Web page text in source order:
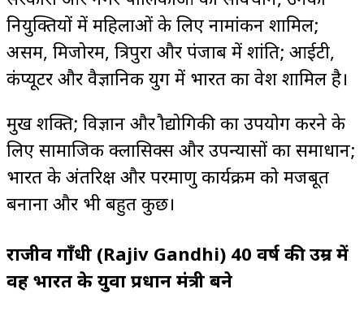
नियुक्तियों में महिलाओं के लिए नामांकन शामिल;
असम, मिजोरम, त्रिपुरा और पंजाब में शांति; आईटी,
कंप्यूटर और वैज्ञानिक युग में भारत का प्रवेश शामिल है।
प्रमुख शक्ति; विज्ञान और प्रौद्योगिकी का उपयोग करने के
लिए सामाजिक क्लासिक्स और उपन्यासों का समाधान;
भारत के अंतरिक्ष और परमाणु कार्यक्रम को मजबूत
बनाना और भी बहुत कुछ।
राजीव गाँधी (Rajiv Gandhi) 40 वर्ष की उम्र में
वह भारत के युवा प्रधान मंत्री बने